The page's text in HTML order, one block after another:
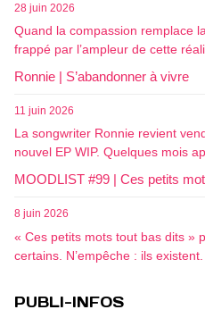
28 juin 2026
Quand la compassion remplace
frappé par l’ampleur de cette
Ronnie | S’abandonner à vivre
11 juin 2026
La songwriter Ronnie revient
nouvel EP WIP. Quelques mois
MOODLIST #99 | Ces petits
8 juin 2026
« Ces petits mots tout bas dits »
certains. N’empêche : ils
PUBLI-INFOS